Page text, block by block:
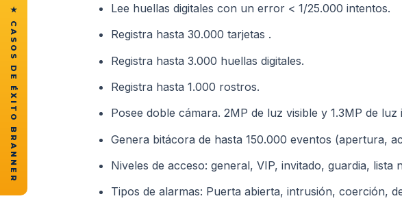
Lee huellas digitales con un error < 1/25.000 intentos.
Registra hasta 30.000 tarjetas .
Registra hasta 3.000 huellas digitales.
Registra hasta 1.000 rostros.
Posee doble cámara. 2MP de luz visible y 1.3MP de
Genera bitácora de hasta 150.000 eventos (apertura,
Niveles de acceso: general, VIP, invitado, guardia, lista
Tipos de alarmas: Puerta abierta, intrusión, coerción,
★ CASOS DE ÉXITO BRANNER